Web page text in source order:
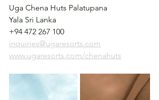
Uga Chena Huts Palatupana
Yala Sri Lanka
+94 472 267 100
inquiries@ugaresorts.com
www.ugaresorts.com/chenahuts